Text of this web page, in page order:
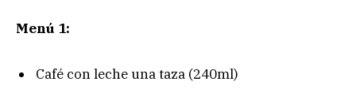
Menú 1:
Café con leche una taza (240ml)